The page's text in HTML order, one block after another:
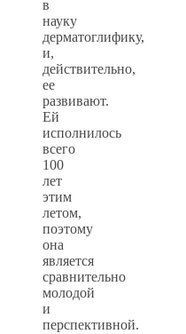
в
науку
дерматоглифику,
и,
действительно,
ее
развивают.
Ей
исполнилось
всего
100
лет
этим
летом,
поэтому
она
является
сравнительно
молодой
и
перспективной.